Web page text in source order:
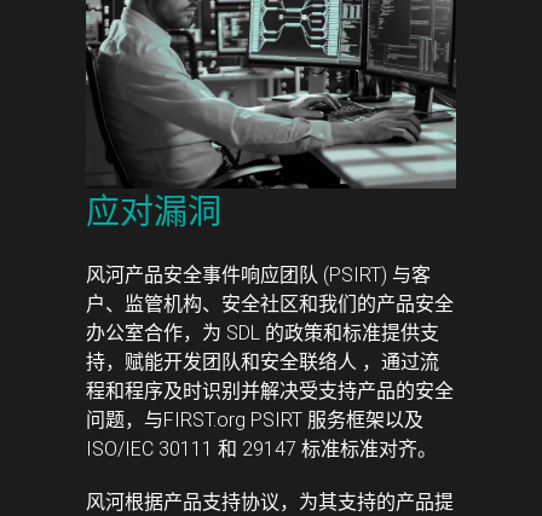
应对漏洞
风河产品安全事件响应团队 (PSIRT) 与客
户、监管机构、安全社区和我们的产品安全
办公室合作，为 SDL 的政策和标准提供支
持，赋能开发团队和安全联络人 ，通过流
程和程序及时识别并解决受支持产品的安全
问题，与FIRST.org PSIRT 服务框架以及
ISO/IEC 30111 和 29147 标准标准对齐。
风河根据产品支持协议，为其支持的产品提